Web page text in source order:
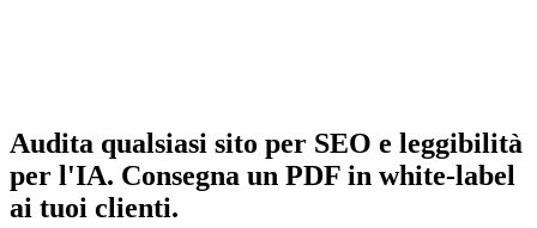
Audita qualsiasi sito per SEO e leggibilità
per l'IA. Consegna un PDF in white-label
ai tuoi clienti.